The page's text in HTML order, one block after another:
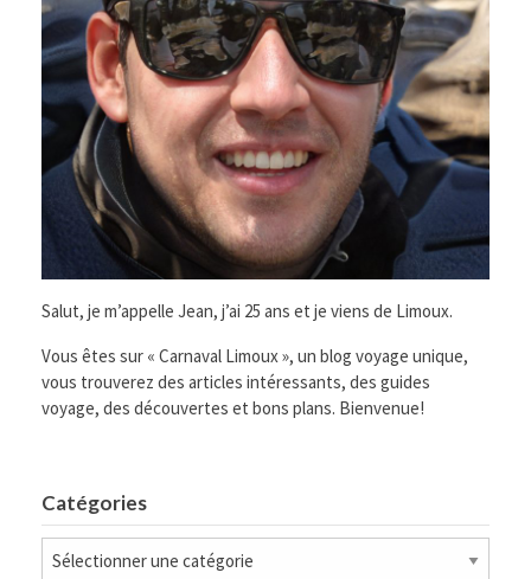
Salut, je m’appelle Jean, j’ai 25 ans et je viens de Limoux.
Vous êtes sur « Carnaval Limoux », un blog voyage unique,
vous trouverez des articles intéressants, des guides
voyage, des découvertes et bons plans. Bienvenue!
Catégories
Catégories